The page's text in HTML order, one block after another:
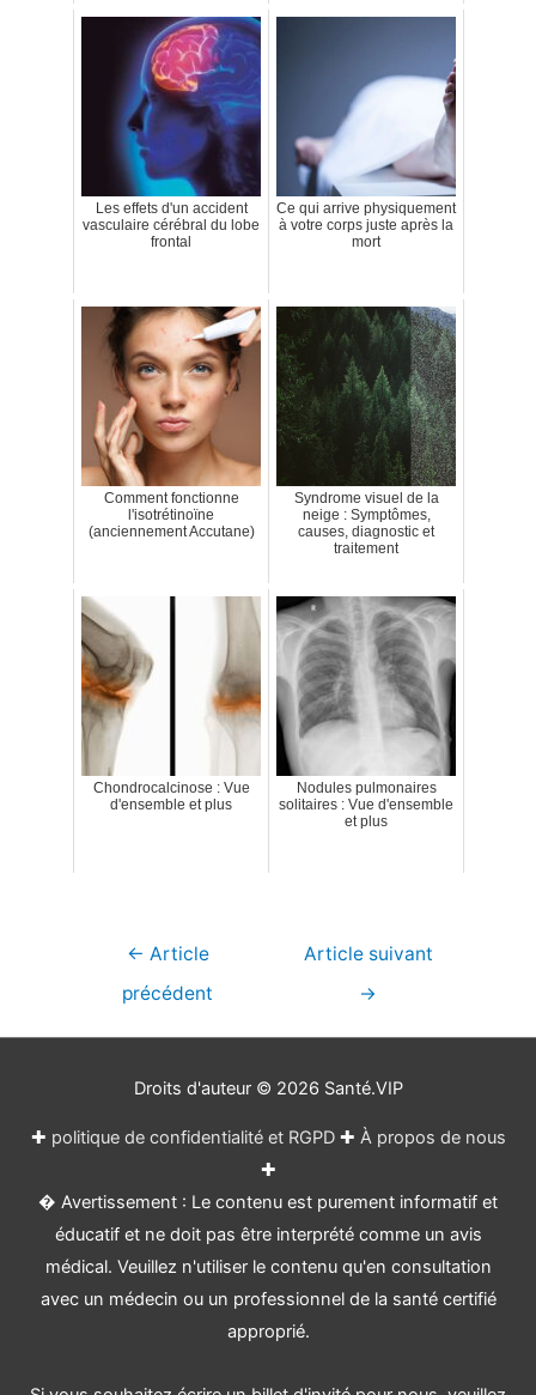
Les effets d'un accident
vasculaire cérébral du lobe
frontal
Ce qui arrive physiquement
à votre corps juste après la
mort
Comment fonctionne
l'isotrétinoïne
(anciennement Accutane)
Syndrome visuel de la
neige : Symptômes,
causes, diagnostic et
traitement
Chondrocalcinose : Vue
d'ensemble et plus
Nodules pulmonaires
solitaires : Vue d'ensemble
et plus
Navigation
← Article
précédent
Article suivant
→
Droits d'auteur © 2026 Santé.VIP
✚ politique de confidentialité et RGPD✚ À propos de nous
✚
� Avertissement : Le contenu est purement informatif et
éducatif et ne doit pas être interprété comme un avis
médical. Veuillez n'utiliser le contenu qu'en consultation
avec un médecin ou un professionnel de la santé certifié
approprié.